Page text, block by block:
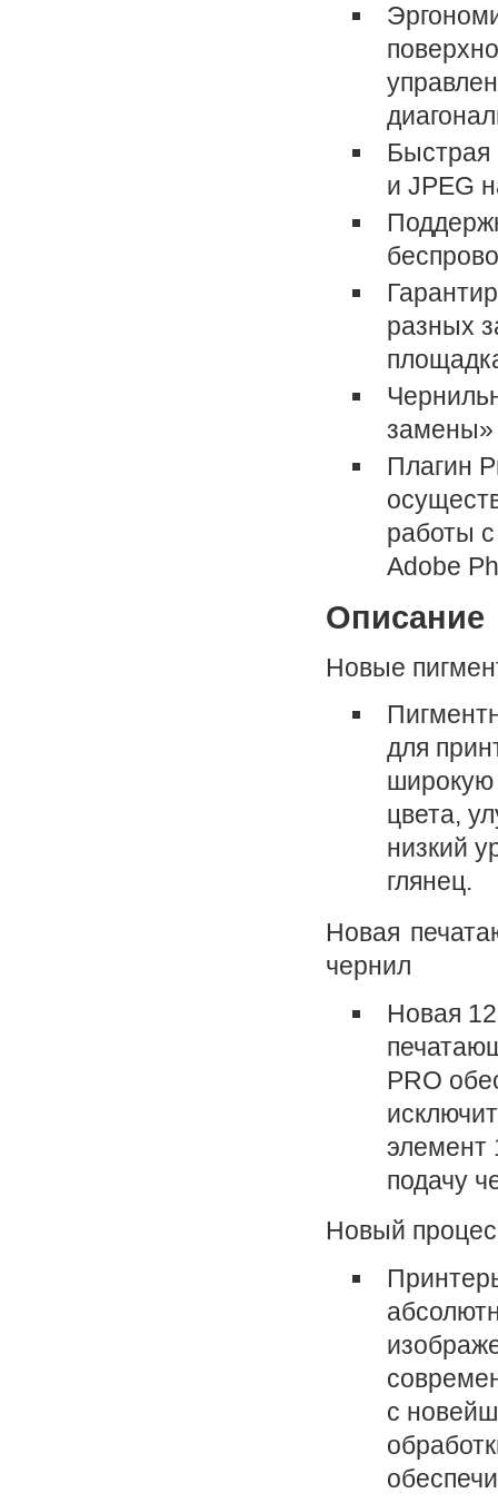
Быстрая
и JPEG
разных
замены»
Плагин
работы
Adobe
Описание
Новые
для
широкую
цвета,
низкий
глянец.
Новая
чернил
Новая
PRO
элемент
подачу
Новый
с